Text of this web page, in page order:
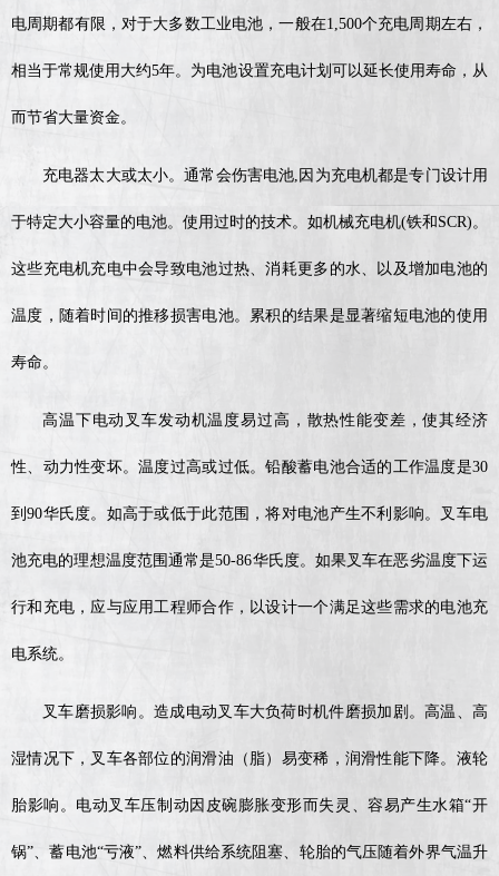
电周期都有限，对于大多数工业电池，一般在1,500个充电周期左右，
相当于常规使用大约5年。为电池设置充电计划可以延长使用寿命，从
而节省大量资金。
充电器太大或太小。通常会伤害电池,因为充电机都是专门设计用
于特定大小容量的电池。使用过时的技术。如机械充电机(铁和SCR)。
这些充电机充电中会导致电池过热、消耗更多的水、以及增加电池的
温度，随着时间的推移损害电池。累积的结果是显著缩短电池的使用
寿命。
高温下电动叉车发动机温度易过高，散热性能变差，使其经济
性、动力性变坏。温度过高或过低。铅酸蓄电池合适的工作温度是30
到90华氏度。如高于或低于此范围，将对电池产生不利影响。叉车电
池充电的理想温度范围通常是50-86华氏度。如果叉车在恶劣温度下运
行和充电，应与应用工程师合作，以设计一个满足这些需求的电池充
电系统。
叉车磨损影响。造成电动叉车大负荷时机件磨损加剧。高温、高
湿情况下，叉车各部位的润滑油（脂）易变稀，润滑性能下降。液轮
胎影响。电动叉车压制动因皮碗膨胀变形而失灵、容易产生水箱“开
锅”、蓄电池“亏液”、燃料供给系统阻塞、轮胎的气压随着外界气温升